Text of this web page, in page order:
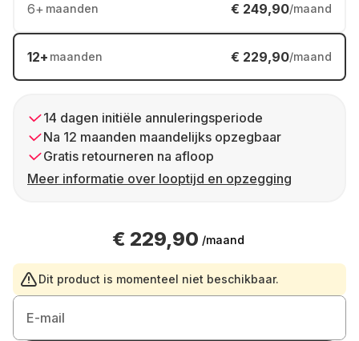
6+ maanden € 249,90/maand
12+ maanden € 229,90/maand
14 dagen initiële annuleringsperiode
Na 12 maanden maandelijks opzegbaar
Gratis retourneren na afloop
Meer informatie over looptijd en opzegging
€ 229,90 /maand
Dit product is momenteel niet beschikbaar.
E-mail